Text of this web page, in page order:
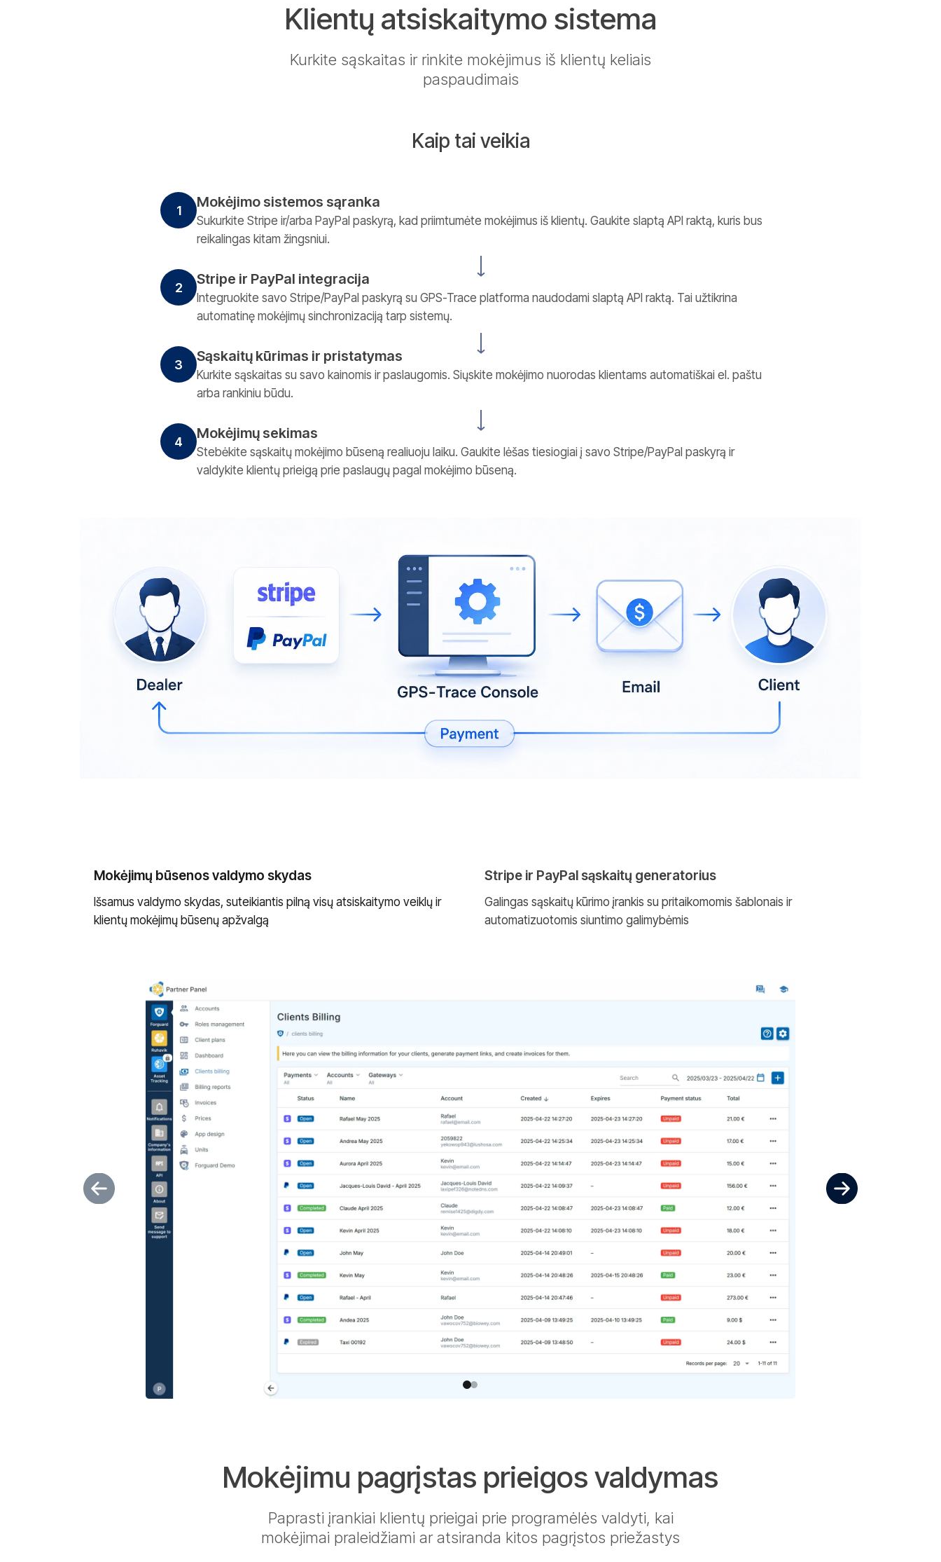
Klientų atsiskaitymo sistema
Kurkite sąskaitas ir rinkite mokėjimus iš klientų keliais
paspaudimais
Kaip tai veikia
1 Mokėjimo sistemos sąranka
Sukurkite Stripe ir/arba PayPal paskyrą, kad priimtumėte mokėjimus iš klientų. Gaukite slaptą API raktą, kuris bus
reikalingas kitam žingsniui.
2 Stripe ir PayPal integracija
Integruokite savo Stripe/PayPal paskyrą su GPS-Trace platforma naudodami slaptą API raktą. Tai užtikrina
automatinę mokėjimų sinchronizaciją tarp sistemų.
3 Sąskaitų kūrimas ir pristatymas
Kurkite sąskaitas su savo kainomis ir paslaugomis. Siųskite mokėjimo nuorodas klientams automatiškai el. paštu
arba rankiniu būdu.
4 Mokėjimų sekimas
Stebėkite sąskaitų mokėjimo būseną realiuoju laiku. Gaukite lėšas tiesiogiai į savo Stripe/PayPal paskyrą ir
valdykite klientų prieigą prie paslaugų pagal mokėjimo būseną.
Mokėjimų būsenos valdymo skydas
Išsamus valdymo skydas, suteikiantis pilną visų atsiskaitymo veiklų ir
klientų mokėjimų būsenų apžvalgą
Stripe ir PayPal sąskaitų generatorius
Galingas sąskaitų kūrimo įrankis su pritaikomomis šablonais ir
automatizuotomis siuntimo galimybėmis
Mokėjimu pagrįstas prieigos valdymas
Paprasti įrankiai klientų prieigai prie programėlės valdyti, kai
mokėjimai praleidžiami ar atsiranda kitos pagrįstos priežastys